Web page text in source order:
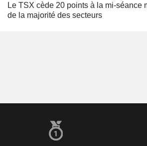
Le TSX cède 20 points à la mi-séance
de la majorité des secteurs